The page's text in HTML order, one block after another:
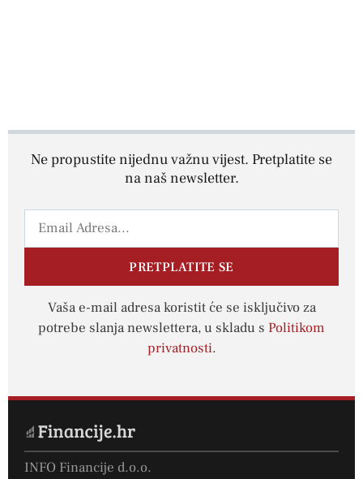
Ne propustite nijednu važnu vijest. Pretplatite se
na naš newsletter.
PRETPLATITE SE
Vaša e-mail adresa koristit će se isključivo za
potrebe slanja newslettera, u skladu s Politikom
privatnosti.
INFO Financije d.o.o.